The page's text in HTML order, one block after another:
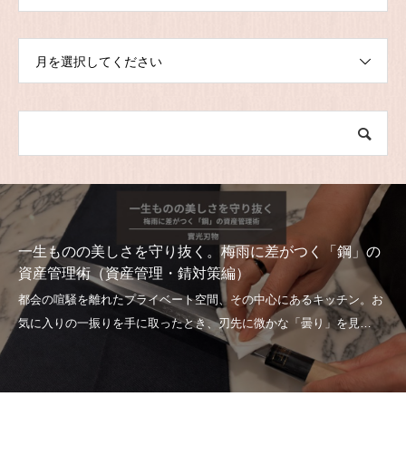
月を選択してください
一生ものの美しさを守り抜く。梅雨に差がつく「鋼」の
資産管理術（資産管理・錆対策編）